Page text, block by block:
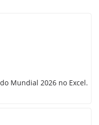
Mundial 2026 no Excel.